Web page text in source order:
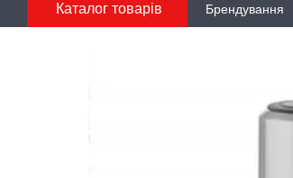
Каталог товарів Брендування